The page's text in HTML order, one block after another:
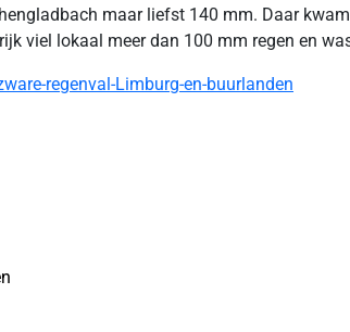
maar liefst 140 mm. Daar
viel lokaal meer dan 100 mm regen en
regenval-Limburg-en-buurlanden